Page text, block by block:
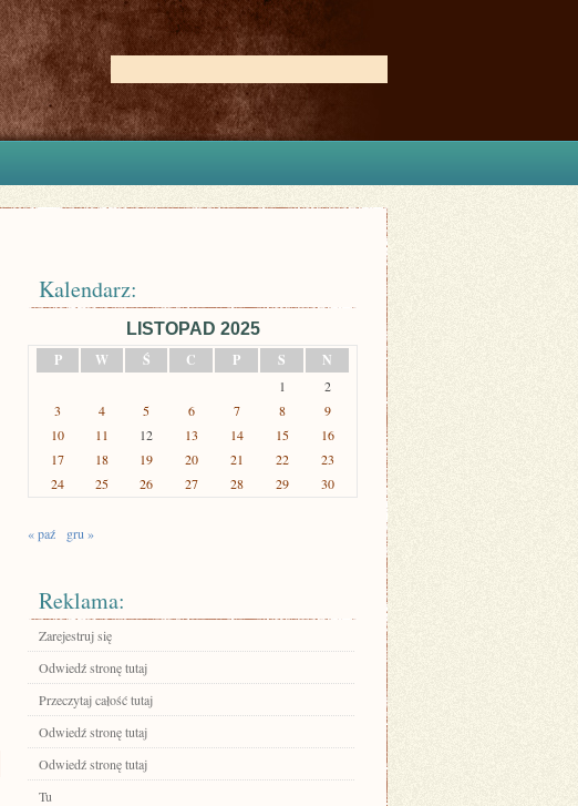
Kalendarz:
LISTOPAD 2025
P
W Ś C P S N
1
2
3
4 5 6 7 8
9
10
11 12 13 14 15
16
17
18 19 20 21 22
23
24
25 26 27 28 29 30
« paź gru »
Reklama:
Zarejestruj się
Odwiedź stronę tutaj
Przeczytaj całość tutaj
Odwiedź stronę tutaj
Odwiedź stronę tutaj
Tu